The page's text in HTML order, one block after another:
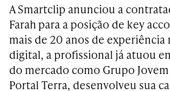
A Smartclip anunciou a
Farah para a posição de key
mais de 20 anos de experiência
digital, a profissional já atuou
do mercado como Grupo Jovem
Portal Terra, desenvolveu sua